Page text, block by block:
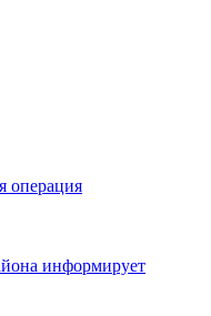
операция
информирует